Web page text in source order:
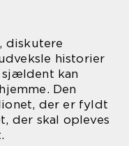
diskutere
historier
sjældent kan
Den
der er fyldt
der skal opleves